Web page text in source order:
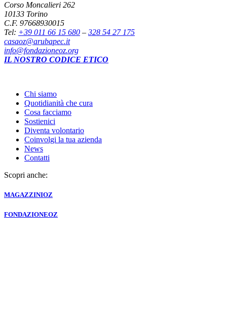
Corso Moncalieri 262
10133 Torino
C.F. 97668930015
Tel: +39 011 66 15 680 – 328 54 27 175
casaoz@arubapec.it
info@fondazioneoz.org
IL NOSTRO CODICE ETICO
Chi siamo
Quotidianità che cura
Cosa facciamo
Sostienici
Diventa volontario
Coinvolgi la tua azienda
News
Contatti
Scopri anche:
MAGAZZINIOZ
FONDAZIONEOZ